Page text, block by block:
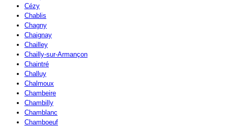
Cézy
Chablis
Chagny
Chaignay
Chailley
Chailly-sur-Armançon
Chaintré
Challuy
Chalmoux
Chambeire
Chambilly
Chamblanc
Chamboeuf